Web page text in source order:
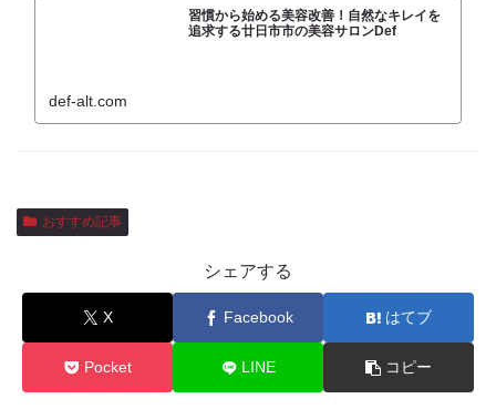
習慣から始める美容改善！自然なキレイを
追求する廿日市市の美容サロンDef
def-alt.com
おすすめ記事
シェアする
X Facebook はてブ
Pocket LINE コピー